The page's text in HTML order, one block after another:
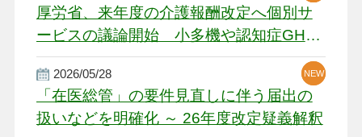
厚労省、来年度の介護報酬改定へ個別サ
ービスの議論開始 小多機や認知症GH、
厳しい経営環境に危機感
2026/05/28
「在医総管」の要件見直しに伴う届出の
扱いなどを明確化 ～ 26年度改定疑義解釈
NEW
NEW